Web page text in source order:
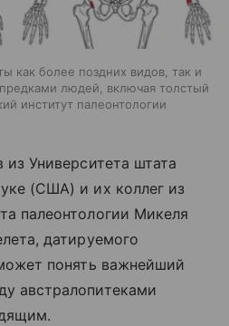
как более поздних видов, так и
людей, включая толстый
институт палеонтологии
из Университета штата
(США) и их коллег из
палеонтологии Микеля
датируемого
понять важнейший
австралопитеками